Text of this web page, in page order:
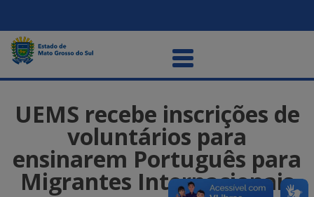
UEMS recebe inscrições de
voluntários para
ensinarem Português para
Migrantes Internacionais